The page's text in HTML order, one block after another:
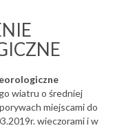
wiatru o średniej
miejscami do
wieczorami i w